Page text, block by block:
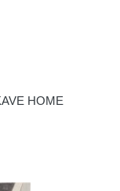
HOME